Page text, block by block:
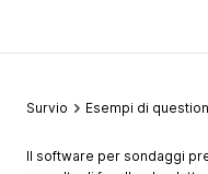
Survio Esempi di
Il software per sondaggi